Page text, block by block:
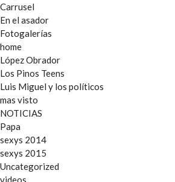
Carrusel
En el asador
Fotogalerías
home
López Obrador
Los Pinos Teens
Luis Miguel y los políticos
mas visto
NOTICIAS
Papa
sexys 2014
sexys 2015
Uncategorized
videos